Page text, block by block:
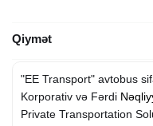
Qiymət
"EE Transport" avtobus
Korporativ və Fərdi
Private Transportation